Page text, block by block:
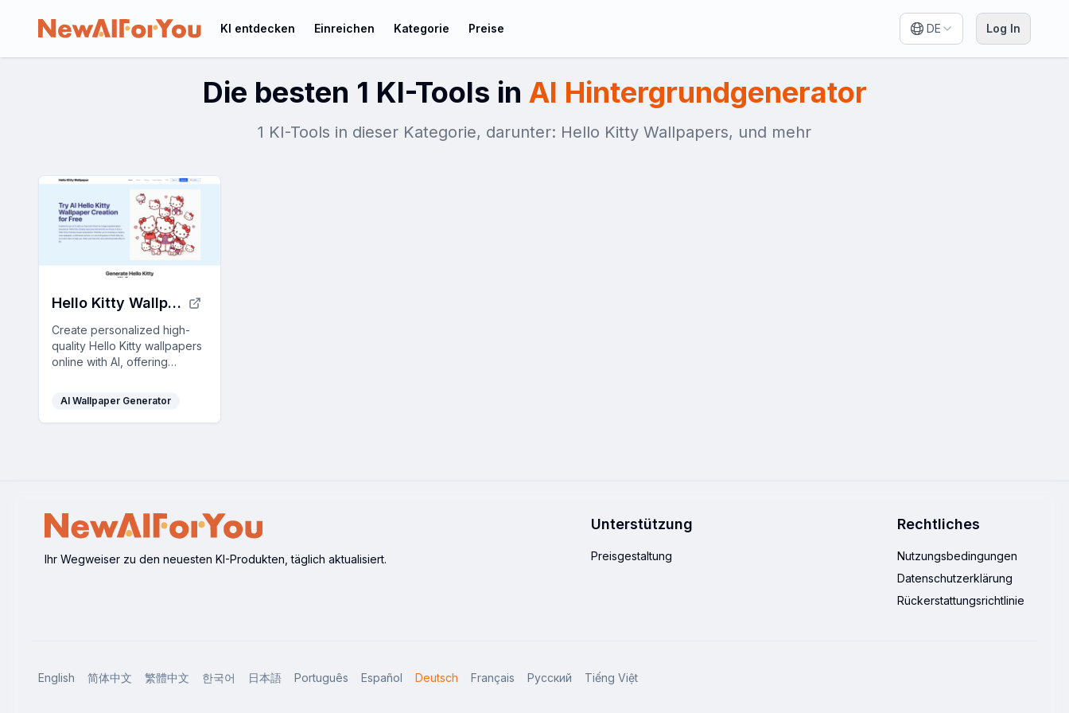
KI entdecken Einreichen Kategorie Preise DE Log In
Die besten 1 KI-Tools in AI Hintergrundgenerator
1 KI-Tools in dieser Kategorie, darunter: Hello Kitty Wallpapers, und mehr
Hello Kitty Wallpapers
Create personalized high-
quality Hello Kitty wallpapers
online with AI, offering
any device effortlessly.
AI Wallpaper Generator
Ihr Wegweiser zu den neuesten KI-Produkten, täglich aktualisiert.
Unterstützung
Preisgestaltung
Rechtliches
Nutzungsbedingungen
Datenschutzerklärung
Rückerstattungsrichtlinie
English 简体中文 繁體中文 한국어 日本語 Português Español Deutsch Français Русский Tiếng Việt